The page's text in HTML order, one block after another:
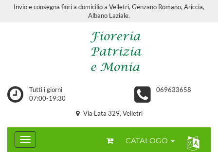
Invio e consegna fiori a domicilio a Velletri, Genzano Romano, Ariccia,
Albano Laziale.
Tutti i giorni
07:00-19:30
069633658
Via Lata 329, Velletri
CATALOGO